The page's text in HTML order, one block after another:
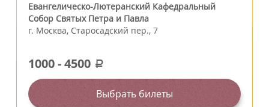
Евангелическо-Лютеранский Кафедральный
Собор Святых Петра и Павла
г. Москва, Старосадский пер., 7
1000-4500 a
Выбрать билеты